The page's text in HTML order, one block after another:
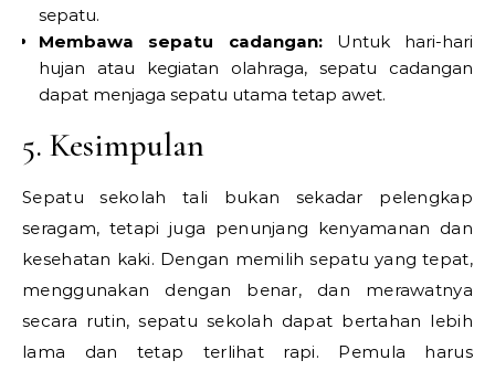
sepatu.
Membawa sepatu cadangan:Untuk hari-hari
hujan atau kegiatan olahraga, sepatu cadangan
dapat menjaga sepatu utama tetap awet.
5. Kesimpulan
Sepatu sekolah tali bukan sekadar pelengkap
seragam, tetapi juga penunjang kenyamanan dan
kesehatan kaki. Dengan memilih sepatu yang tepat,
menggunakan dengan benar, dan merawatnya
secara rutin, sepatu sekolah dapat bertahan lebih
lama dan tetap terlihat rapi. Pemula harus